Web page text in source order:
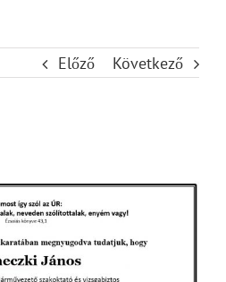
Előző Következő